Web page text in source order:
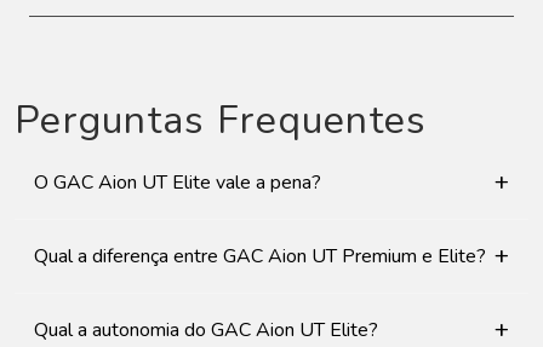
Perguntas Frequentes
O GAC Aion UT Elite vale a pena? +
Qual a diferença entre GAC Aion UT Premium e Elite? +
Qual a autonomia do GAC Aion UT Elite? +